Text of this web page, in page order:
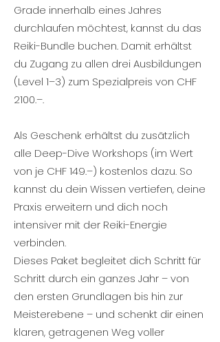
Grade innerhalb eines Jahres
durchlaufen möchtest, kannst du das
Reiki-Bundle buchen. Damit erhältst
du Zugang zu allen drei Ausbildungen
(Level 1–3) zum Spezialpreis von CHF
2100.–.
Als Geschenk erhältst du zusätzlich
alle Deep-Dive Workshops (im Wert
von je CHF 149.–) kostenlos dazu. So
kannst du dein Wissen vertiefen, deine
Praxis erweitern und dich noch
intensiver mit der Reiki-Energie
verbinden.
Dieses Paket begleitet dich Schritt für
Schritt durch ein ganzes Jahr – von
den ersten Grundlagen bis hin zur
Meisterebene – und schenkt dir einen
klaren, getragenen Weg voller